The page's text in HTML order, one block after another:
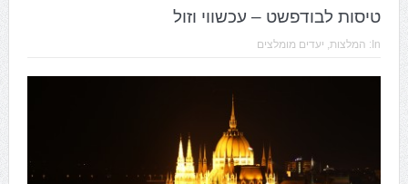
טיסות לבודפשט – עכשווי וזול
In: המלצות, יעדים מומלצים